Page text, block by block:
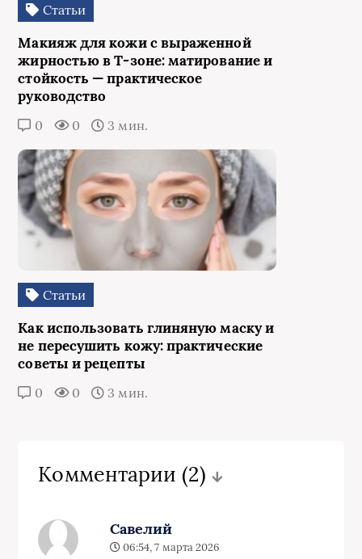
Статьи
Макияж для кожи с выраженной
жирностью в Т‑зоне: матирование и
стойкость — практическое
руководство
0 0 3 мин.
Статьи
Как использовать глиняную маску и
не пересушить кожу: практические
советы и рецепты
0 0 3 мин.
Комментарии (2)
Савелий
06:54, 7 марта 2026